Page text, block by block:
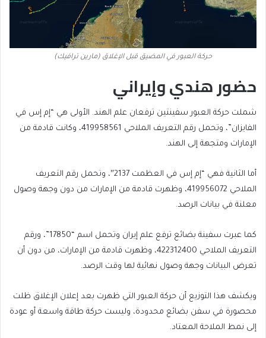
حركة العبور في المضيق قبل الإغلاق (مارين ترافيك)
حضور هندي وإيراني
شملت حركة العبور سفينتين ترفعان علم الهند. الأولى هي “إم إس في
الفايزان”، وتحمل رقم التعريف الملاحي 419958561، وكانت قادمة من
الإمارات ومتجهة إلى الهند.
أما الثانية فهي “إم إس في العظمت 2137″، وتحمل رقم التعريف
الملاحي 419956072، وظهرت قادمة من الإمارات من دون وجهة وصول
معلنة في بيانات الرصد.
كما عبرت سفينة بضائع ترفع علم إيران وتحمل اسم “17850”، ورقم
التعريف الملاحي 422312400، وظهرت قادمة من الإمارات، من دون أن
تعرض البيانات وجهة وصول نهائية لها وقت الرصد.
ويكشف هذا التوزيع أن حركة العبور التي ظهرت بعد إعلان الإغلاق ظلت
محصورة في سفن بضائع محدودة، وليست حركة طاقة واسعة أو عودة
إلى نمط الملاحة المعتاد.